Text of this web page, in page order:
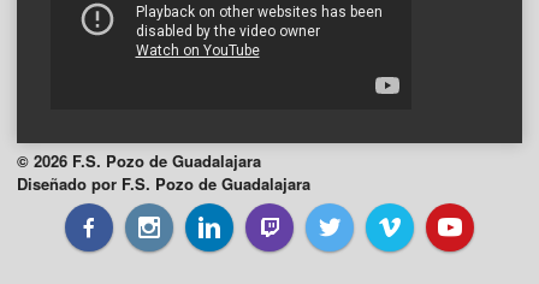
© 2026 F.S. Pozo de Guadalajara
Diseñado por F.S. Pozo de Guadalajara